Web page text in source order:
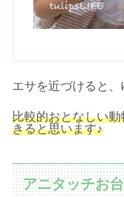
エサを近づけると
比較的おとなしい動
きると思います♪
アニタッチお